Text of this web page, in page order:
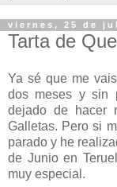
viernes, 25 de
Tarta de
Ya sé que me
dos meses y sin
dejado de hacer
Galletas. Pero si
parado y he
de Junio en
muy especial.